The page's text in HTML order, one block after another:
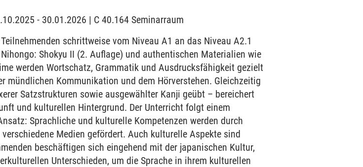
- 30.01.2026 | C 40.164 Seminarraum
schrittweise vom Niveau A1 an das Niveau A2.1
Shokyu II (2. Auflage) und authentischen Materialien wie
werden Wortschatz, Grammatik und Ausdrucksfähigkeit gezielt
mündlichen Kommunikation und dem Hörverstehen. Gleichzeitig
Satzstrukturen sowie ausgewählter Kanji geübt – bereichert
und kulturellen Hintergrund. Der Unterricht folgt einem
Sprachliche und kulturelle Kompetenzen werden durch
Medien gefördert. Auch kulturelle Aspekte sind
beschäftigen sich eingehend mit der japanischen Kultur,
Unterschieden, um die Sprache in ihrem kulturellen